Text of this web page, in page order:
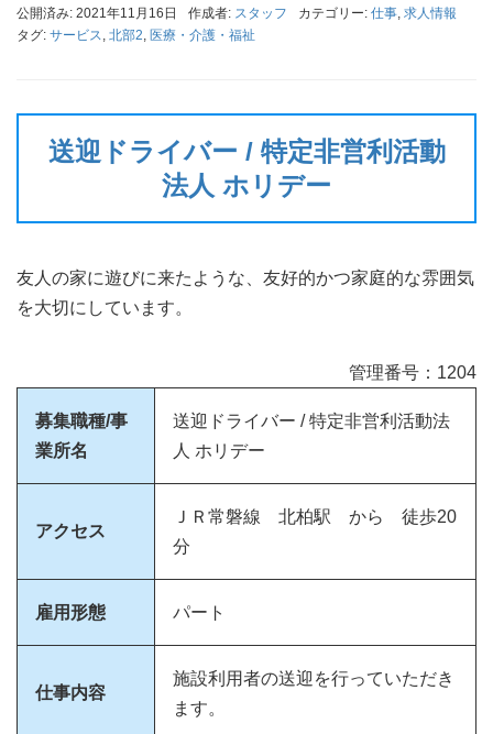
公開済み: 2021年11月16日 作成者: スタッフ カテゴリー: 仕事, 求人情報
タグ: サービス, 北部2, 医療・介護・福祉
送迎ドライバー / 特定非営利活動
法人 ホリデー
友人の家に遊びに来たような、友好的かつ家庭的な雰囲気
を大切にしています。
管理番号：1204
募集職種/事
業所名
送迎ドライバー / 特定非営利活動法
人 ホリデー
アクセス
ＪＲ常磐線 北柏駅 から 徒歩20
分
雇用形態 パート
仕事内容
施設利用者の送迎を行っていただき
ます。